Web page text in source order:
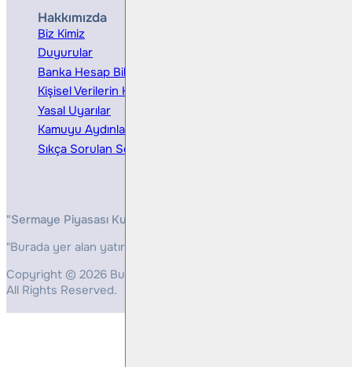
Hakkımızda
Biz Kimiz
Duyurular
Banka Hesap Bilgileri
Kişisel Verilerin Korunması
Yasal Uyarılar
Kamuyu Aydınlatma
Sıkça Sorulan Sorular
"Sermaye Piyasası Kurulunun, Yatırım Hizmetleri ve
"Burada yer alan yatırım bilgi, yorum ve tavsiyeleri yatırım
Copyright © 2026 Bulls Yatırım Menkul Değerler
All Rights Reserved.